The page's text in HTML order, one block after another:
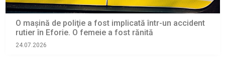
O maşină de poliţie a fost implicată într-un accident
rutier în Eforie. O femeie a fost rănită
24.07.2026